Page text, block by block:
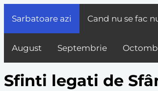
Sarbatoare azi Cand nu se fac
August Septembrie
Sfinti legati de